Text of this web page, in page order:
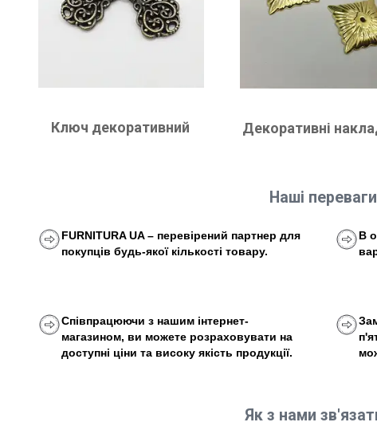
Ключ декоративний Декоративні
Наші переваги
FURNITURA UA – перевірений партнер для
покупців будь-якої кількості товару.
В
Співпрацюючи з нашим інтернет-
магазином, ви можете розраховувати на
доступні ціни та високу якість продукції.
Як з нами